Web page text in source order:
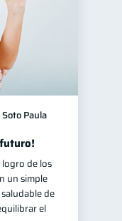
Paula
de los
un simple
de
el